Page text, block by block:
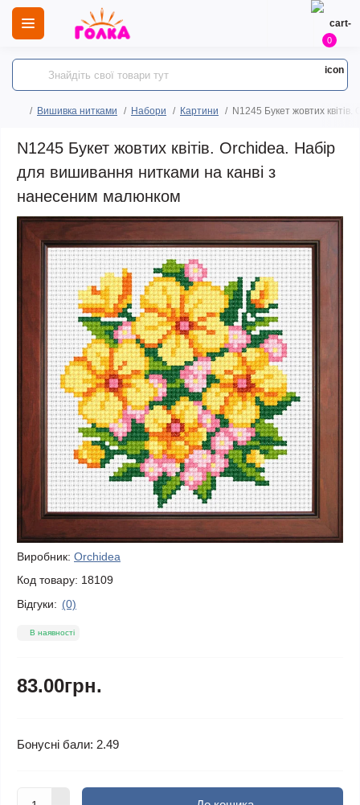
0
Вишивка нитками Набори Картини N1245 Букет жовтих
N1245 Букет жовтих квітів. Orchidea. Набір
для вишивання нитками на канві з
нанесеним малюнком
Виробник: Orchidea
Код товару: 18109
Відгуки: (0)
В наявності
83.00грн.
Бонусні бали: 2.49